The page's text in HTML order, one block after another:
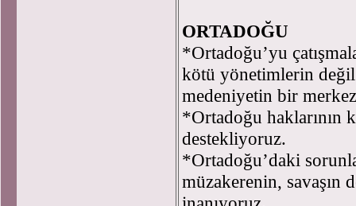
ORTADOĞU
*Ortadoğu’yu
kötü yönetimlerin
medeniyetin bir
*Ortadoğu haklarının
destekliyoruz.
*Ortadoğu’daki
müzakerenin, savaşın